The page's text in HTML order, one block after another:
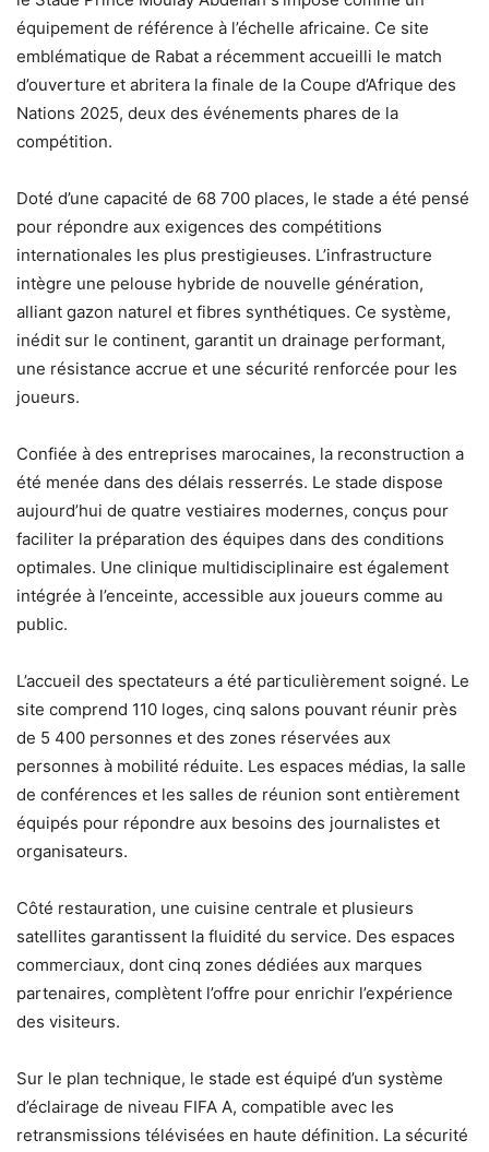
équipement de référence à l’échelle africaine. Ce site
emblématique de Rabat a récemment accueilli le match
d’ouverture et abritera la finale de la Coupe d’Afrique des
Nations 2025, deux des événements phares de la
compétition.
Doté d’une capacité de 68 700 places, le stade a été pensé
pour répondre aux exigences des compétitions
internationales les plus prestigieuses. L’infrastructure
intègre une pelouse hybride de nouvelle génération,
alliant gazon naturel et fibres synthétiques. Ce système,
inédit sur le continent, garantit un drainage performant,
une résistance accrue et une sécurité renforcée pour les
joueurs.
Confiée à des entreprises marocaines, la reconstruction a
été menée dans des délais resserrés. Le stade dispose
aujourd’hui de quatre vestiaires modernes, conçus pour
faciliter la préparation des équipes dans des conditions
optimales. Une clinique multidisciplinaire est également
intégrée à l’enceinte, accessible aux joueurs comme au
public.
L’accueil des spectateurs a été particulièrement soigné. Le
site comprend 110 loges, cinq salons pouvant réunir près
de 5 400 personnes et des zones réservées aux
personnes à mobilité réduite. Les espaces médias, la salle
de conférences et les salles de réunion sont entièrement
équipés pour répondre aux besoins des journalistes et
organisateurs.
Côté restauration, une cuisine centrale et plusieurs
satellites garantissent la fluidité du service. Des espaces
commerciaux, dont cinq zones dédiées aux marques
partenaires, complètent l’offre pour enrichir l’expérience
des visiteurs.
Sur le plan technique, le stade est équipé d’un système
d’éclairage de niveau FIFA A, compatible avec les
retransmissions télévisées en haute définition. La sécurité